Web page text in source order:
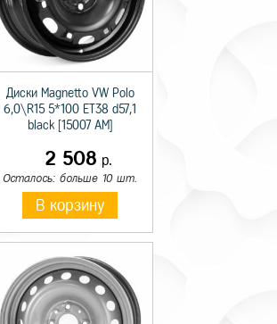
Диски Magnetto VW Polo
6,0\R15 5*100 ET38 d57,1
black [15007 AM]
2 508 р.
Осталось: больше 10 шт.
В корзину